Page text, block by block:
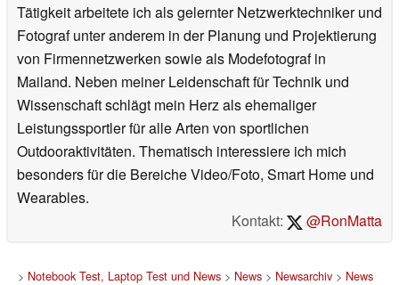
Tätigkeit arbeitete ich als gelernter Netzwerktechniker und
Fotograf unter anderem in der Planung und Projektierung
von Firmennetzwerken sowie als Modefotograf in
Mailand. Neben meiner Leidenschaft für Technik und
Wissenschaft schlägt mein Herz als ehemaliger
Leistungssportler für alle Arten von sportlichen
Outdooraktivitäten. Thematisch interessiere ich mich
besonders für die Bereiche Video/Foto, Smart Home und
Wearables.
Kontakt:
@RonMatta
> Notebook Test, Laptop Test und News> News> Newsarchiv> News